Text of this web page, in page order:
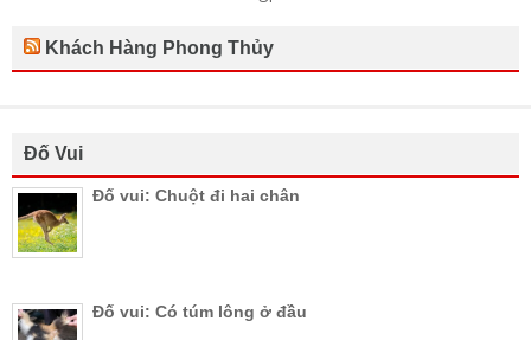
Khách Hàng Phong Thủy
Đố Vui
Đố vui: Chuột đi hai chân
Đố vui: Có túm lông ở đầu